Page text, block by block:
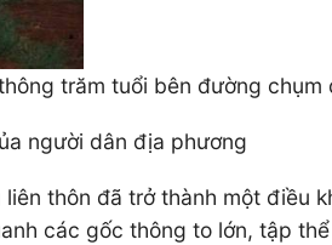
trăm tuổi bên đường
người dân địa phương
thôn đã trở thành một điều
các gốc thông to lớn, tập